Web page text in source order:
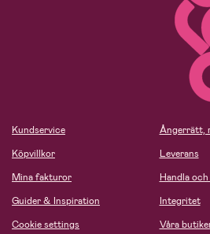
Kundservice
Köpvillkor
Mina fakturor
Guider & Inspiration
Cookie settings
Ångerrätt,
Leverans
Handla
Integritet
Våra